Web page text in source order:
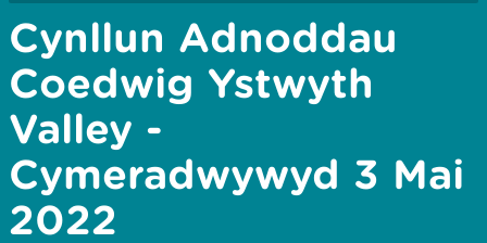
Cynllun Adnoddau
Coedwig Ystwyth
Valley -
Cymeradwywyd 3 Mai
2022